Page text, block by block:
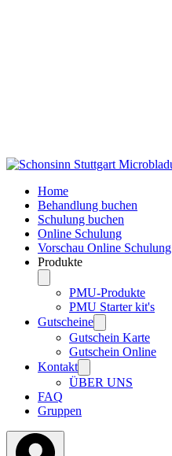
Home
Behandlung buchen
Schulung buchen
Online Schulung
Vorschau Online Schulung
Produkte
PMU-Produkte
PMU Starter kit's
Gutscheine
Gutschein Karte
Gutschein Online
Kontakt
ÜBER UNS
FAQ
Gruppen